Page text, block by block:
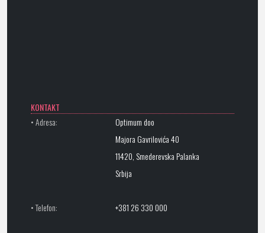
KONTAKT
• Adresa:
Optimum doo
Majora Gavrilovića 40
11420, Smederevska Palanka
Srbija
• Telefon: +381 26 330 000